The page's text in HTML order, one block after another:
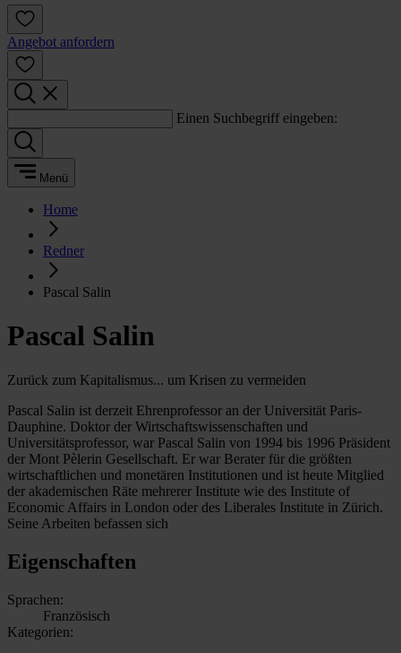
Angebot anfordern
Einen Suchbegriff eingeben:
Menü
Home
Redner
Pascal Salin
Pascal Salin
Zurück zum Kapitalismus... um Krisen zu vermeiden
Pascal Salin ist derzeit Ehrenprofessor an der Universität Paris-
Dauphine. Doktor der Wirtschaftswissenschaften und
Universitätsprofessor, war Pascal Salin von 1994 bis 1996 Präsident
der Mont Pèlerin Gesellschaft. Er war Berater für die größten
wirtschaftlichen und monetären Institutionen und ist heute Mitglied
der akademischen Räte mehrerer Institute wie des Institute of
Economic Affairs in London oder des Liberales Institute in Zürich.
Seine Arbeiten befassen sich
Eigenschaften
Sprachen:
Französisch
Kategorien: